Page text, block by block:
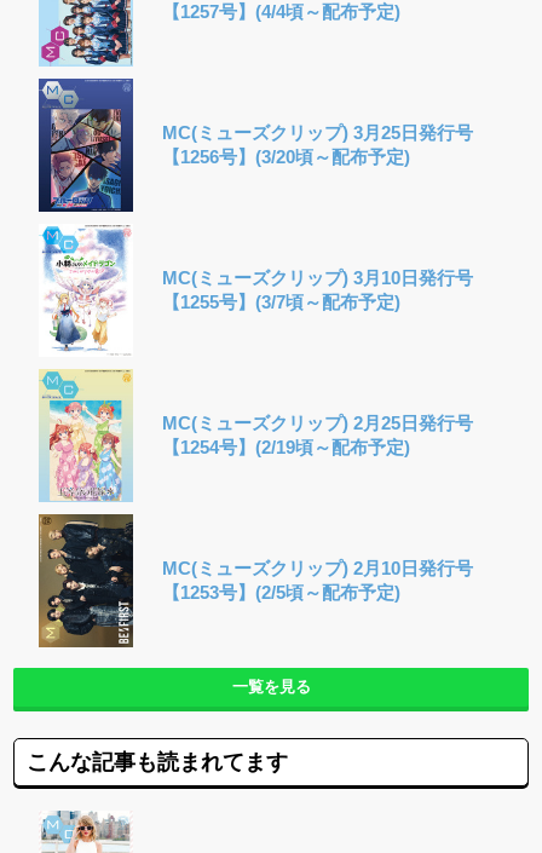
【1257号】(4/4頃～配布予定)
MC(ミューズクリップ) 3月25日発行号
【1256号】(3/20頃～配布予定)
MC(ミューズクリップ) 3月10日発行号
【1255号】(3/7頃～配布予定)
MC(ミューズクリップ) 2月25日発行号
【1254号】(2/19頃～配布予定)
MC(ミューズクリップ) 2月10日発行号
【1253号】(2/5頃～配布予定)
一覧を見る
こんな記事も読まれてます